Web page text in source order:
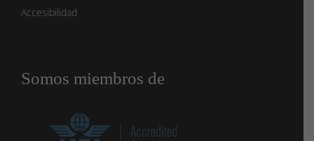
Accesibilidad
Somos miembros de